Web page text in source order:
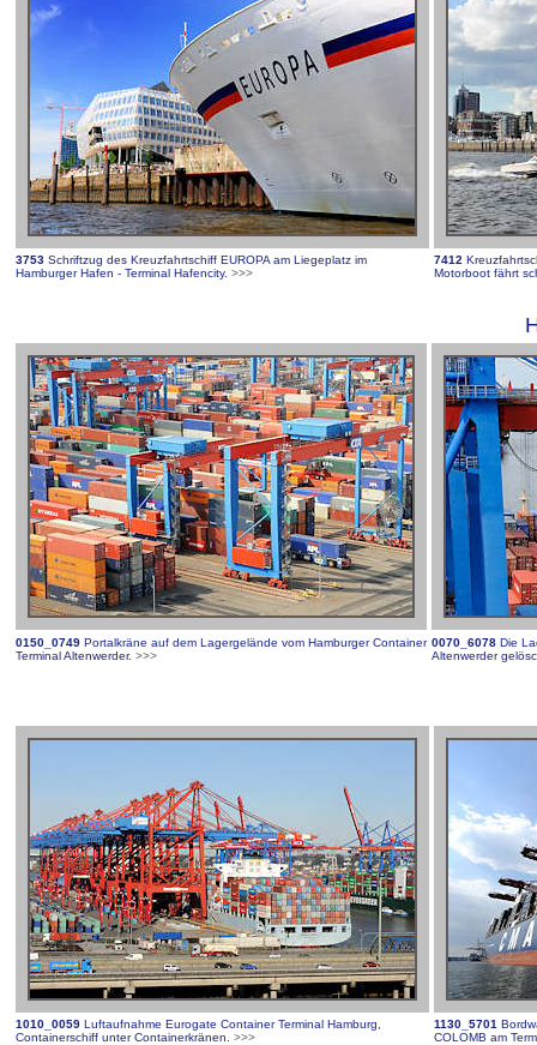
3753 Schriftzug des Kreuzfahrtschiff EUROPA am Liegeplatz im
Hamburger Hafen - Terminal Hafencity. >>>
7412
Motorboot fährt
0150_0749 Portalkräne auf dem Lagergelände vom Hamburger Container
Terminal Altenwerder. >>>
0070_6078 Die
Altenwerder
1010_0059 Luftaufnahme Eurogate Container Terminal Hamburg,
Containerschiff unter Containerkränen.
>>>
1130_5701
COLOMB am